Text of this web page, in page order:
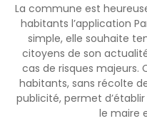
La commune est
habitants l’application
simple, elle souhaite
citoyens de son
cas de risques majeurs.
habitants, sans récolte
publicité, permet
le maire